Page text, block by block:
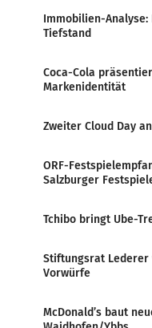
Immobilien-
Tiefstand
Coca-Cola
Markenidentität
Zweiter Cloud Day
ORF-
Salzburger
Tchibo bringt Ube-
Stiftungsrat Lederer
Vorwürfe
McDonald’s baut